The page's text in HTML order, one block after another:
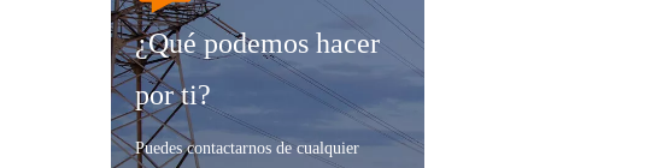
¿Qué podemos hacer
por ti?
Puedes contactarnos de cualquier